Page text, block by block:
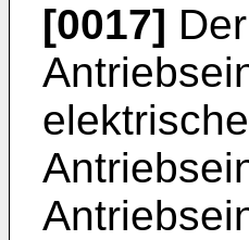
[0017]